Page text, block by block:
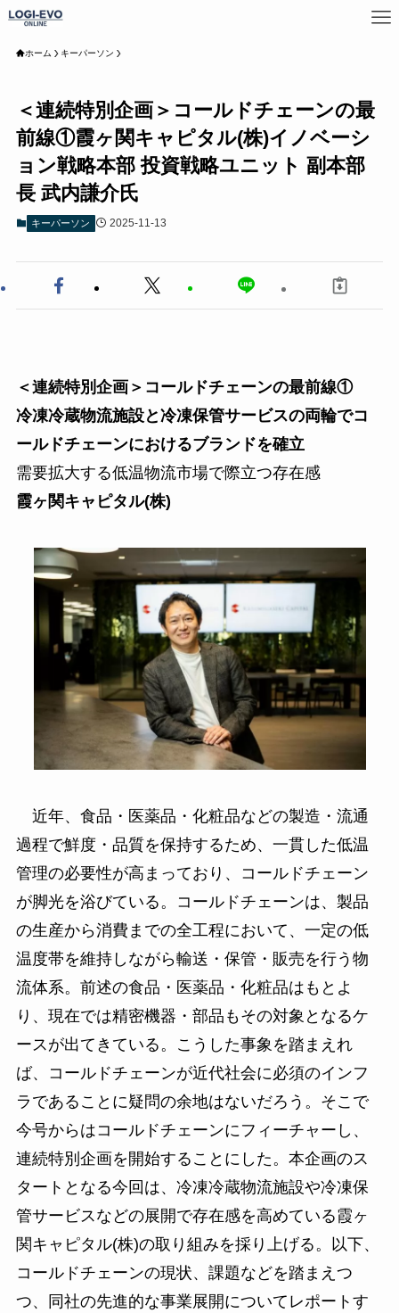
ホーム キーパーソン
＜連続特別企画＞コールドチェーンの最
前線①霞ヶ関キャピタル(株)イノベーシ
ョン戦略本部 投資戦略ユニット 副本部
長 武内謙介氏
キーパーソン 2025-11-13
＜連続特別企画＞コールドチェーンの最前線①
冷凍冷蔵物流施設と冷凍保管サービスの両輪でコ
ールドチェーンにおけるブランドを確立
需要拡大する低温物流市場で際立つ存在感
霞ヶ関キャピタル(株)
近年、食品・医薬品・化粧品などの製造・流通
過程で鮮度・品質を保持するため、一貫した低温
管理の必要性が高まっており、コールドチェーン
が脚光を浴びている。コールドチェーンは、製品
の生産から消費までの全工程において、一定の低
温度帯を維持しながら輸送・保管・販売を行う物
流体系。前述の食品・医薬品・化粧品はもとよ
り、現在では精密機器・部品もその対象となるケ
ースが出てきている。こうした事象を踏まえれ
ば、コールドチェーンが近代社会に必須のインフ
ラであることに疑問の余地はないだろう。そこで
今号からはコールドチェーンにフィーチャーし、
連続特別企画を開始することにした。本企画のス
タートとなる今回は、冷凍冷蔵物流施設や冷凍保
管サービスなどの展開で存在感を高めている霞ヶ
関キャピタル(株)の取り組みを採り上げる。以下、
コールドチェーンの現状、課題などを踏まえつ
つ、同社の先進的な事業展開についてレポートす